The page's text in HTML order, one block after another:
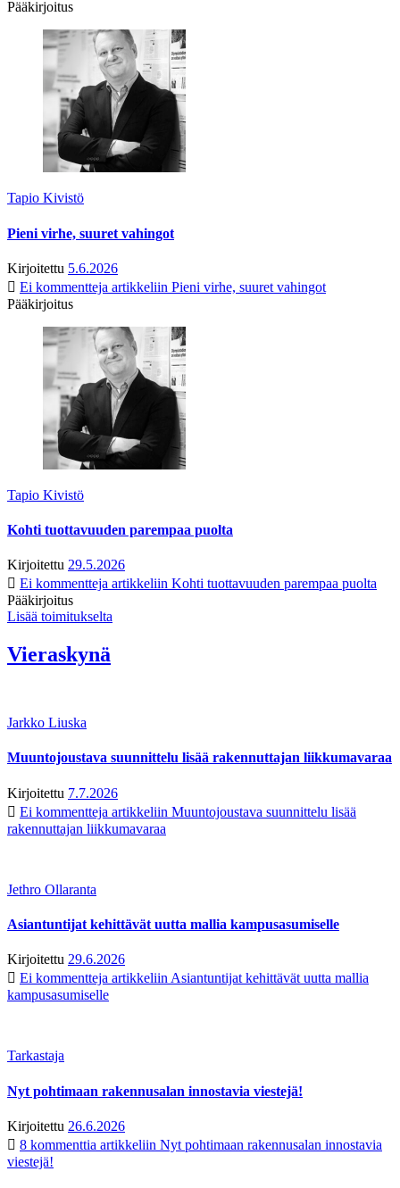
Pääkirjoitus
Tapio Kivistö
Pieni virhe, suuret vahingot
Kirjoitettu 5.6.2026
Ei kommentteja artikkeliin Pieni virhe, suuret vahingot
Pääkirjoitus
Tapio Kivistö
Kohti tuottavuuden parempaa puolta
Kirjoitettu 29.5.2026
Ei kommentteja artikkeliin Kohti tuottavuuden parempaa puolta
Pääkirjoitus
Lisää toimitukselta
Vieraskynä
Jarkko Liuska
Muuntojoustava suunnittelu lisää rakennuttajan liikkumavaraa
Kirjoitettu 7.7.2026
Ei kommentteja artikkeliin Muuntojoustava suunnittelu lisää
rakennuttajan liikkumavaraa
Jethro Ollaranta
Asiantuntijat kehittävät uutta mallia kampusasumiselle
Kirjoitettu 29.6.2026
Ei kommentteja artikkeliin Asiantuntijat kehittävät uutta mallia
kampusasumiselle
Tarkastaja
Nyt pohtimaan rakennusalan innostavia viestejä!
Kirjoitettu 26.6.2026
8 kommenttia artikkeliin Nyt pohtimaan rakennusalan innostavia
viestejä!